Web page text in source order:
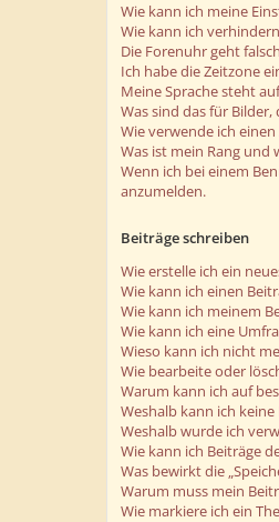
Wie kann ich meine
Wie kann ich
Die Forenuhr geht
Ich habe die Zeitzone
Meine Sprache steht
Was sind das für
Wie verwende ich einen
Was ist mein Rang und
Wenn ich bei einem
anzumelden.
Beiträge schreiben
Wie erstelle ich ein
Wie kann ich einen
Wie kann ich meinem
Wie kann ich eine
Wieso kann ich nicht
Wie bearbeite oder
Warum kann ich auf
Weshalb kann ich
Weshalb wurde ich
Wie kann ich Beiträge
Was bewirkt die
Warum muss mein
Wie markiere ich ein